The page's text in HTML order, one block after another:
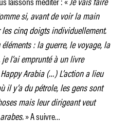
si, avant de voir la main
cinq doigts individuellement.
: la guerre, le voyage, la
l’ai emprunté à un livre
Arabia (…) L’action a lieu
il y’a du pétrole, les gens sont
mais leur dirigeant veut
» A suivre…